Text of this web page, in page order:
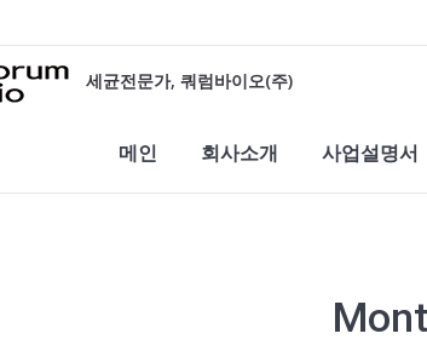
세균전문가, 쿼럼바이오(주)
메인 회사소개 사업설명서